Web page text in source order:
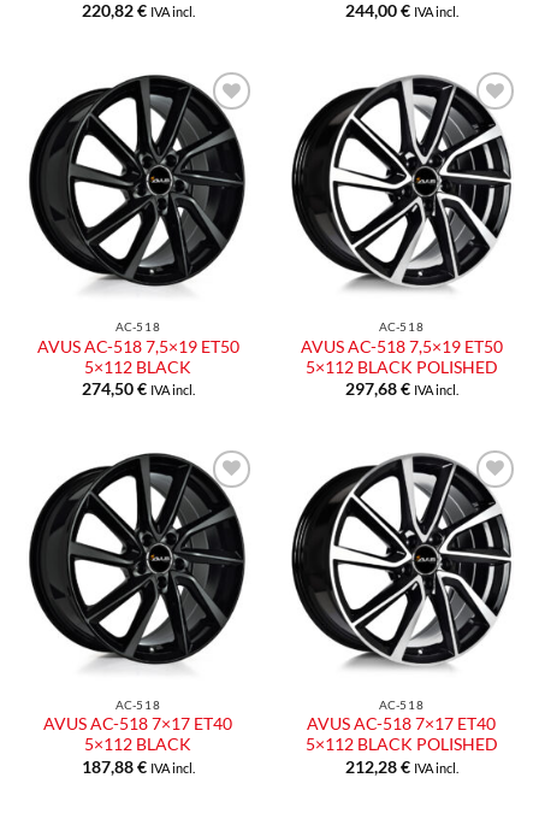
220,82€ IVA incl.
244,00€ IVA incl.
Aggiungi
alla lista
dei
desideri
AC-518
AVUS AC-518 7,5×19 ET50
5×112 BLACK
274,50€ IVA incl.
Aggiungi
alla lista
dei
desideri
AC-518
AVUS AC-518 7,5×19 ET50
5×112 BLACK POLISHED
297,68€ IVA incl.
Aggiungi
alla lista
dei
desideri
AC-518
AVUS AC-518 7×17 ET40
5×112 BLACK
187,88€ IVA incl.
Aggiungi
alla lista
dei
desideri
AC-518
AVUS AC-518 7×17 ET40
5×112 BLACK POLISHED
212,28€ IVA incl.